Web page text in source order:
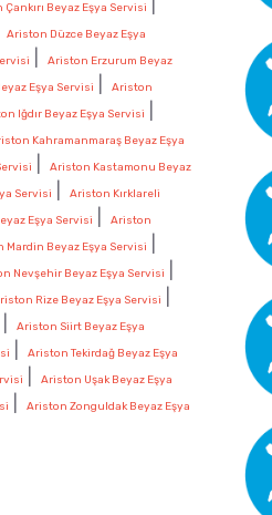
Beyaz Eşya Servisi
Ariston Düzce Beyaz Eşya
Ariston Erzurum Beyaz
Eşya Servisi
Ariston
Iğdır Beyaz Eşya Servisi
Kahramanmaraş Beyaz Eşya
Ariston Kastamonu Beyaz
Servisi
Ariston Kırklareli
Eşya Servisi
Ariston
Mardin Beyaz Eşya Servisi
Nevşehir Beyaz Eşya Servisi
Rize Beyaz Eşya Servisi
Ariston Siirt Beyaz Eşya
Ariston Tekirdağ Beyaz Eşya
Ariston Uşak Beyaz Eşya
Ariston Zonguldak Beyaz Eşya